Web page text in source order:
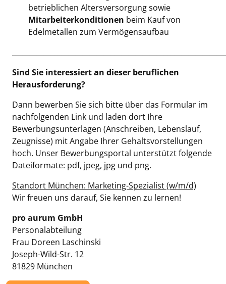
betrieblichen Altersversorgung sowie
Mitarbeiterkonditionen beim Kauf von
Edelmetallen zum Vermögensaufbau
Sind Sie interessiert an dieser beruflichen
Herausforderung?
Dann bewerben Sie sich bitte über das Formular im
nachfolgenden Link und laden dort Ihre
Bewerbungsunterlagen (Anschreiben, Lebenslauf,
Zeugnisse) mit Angabe Ihrer Gehaltsvorstellungen
hoch. Unser Bewerbungsportal unterstützt folgende
Dateiformate: pdf, jpeg, jpg und png.
Standort München: Marketing-Spezialist (w/m/d)
Wir freuen uns darauf, Sie kennen zu lernen!
pro aurum GmbH
Personalabteilung
Frau Doreen Laschinski
Joseph-Wild-Str. 12
81829 München